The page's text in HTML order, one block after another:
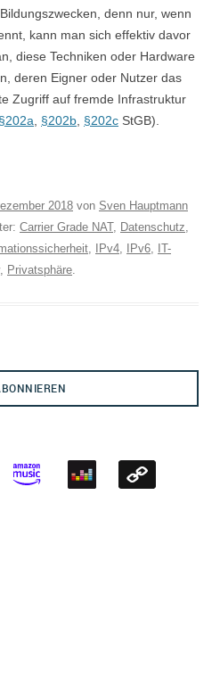
denn nur, wenn
kann man sich effektiv davor
diese Techniken oder Hardware
deren Eigner oder Nutzer das
Zugriff auf fremde Infrastruktur
§202a §202b §202c StGB).
2018 von Sven Hauptmann
Carrier Grade NAT, Datenschutz,
, IPv4, IPv6, IT-
, Privatsphäre.